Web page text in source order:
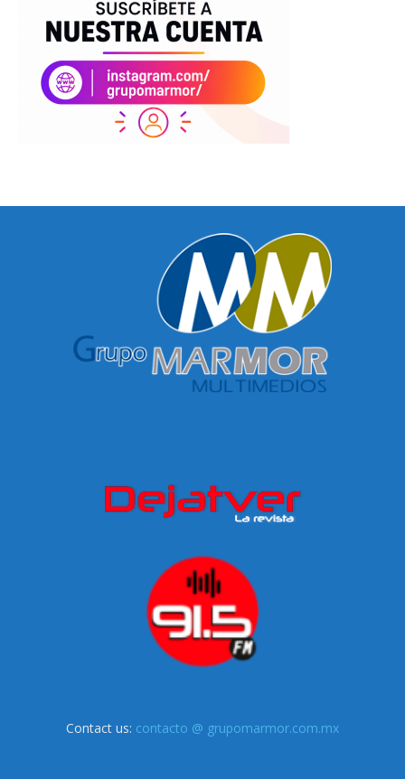
Contact us: contacto @ grupomarmor.com.mx